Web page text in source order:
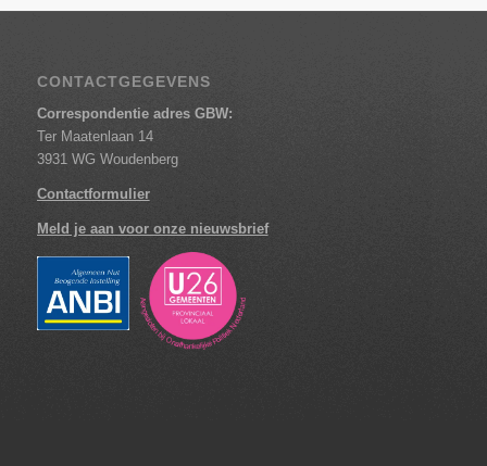
CONTACTGEGEVENS
Correspondentie adres GBW:
Ter Maatenlaan 14
3931 WG Woudenberg
Contactformulier
Meld je aan voor onze nieuwsbrief